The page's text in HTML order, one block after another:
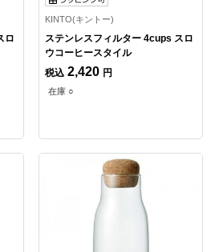
ロ
KINTO(キントー)
ステンレスフィルター 4cups スロ
ウコーヒースタイル
税込 2,420 円
在庫 ○